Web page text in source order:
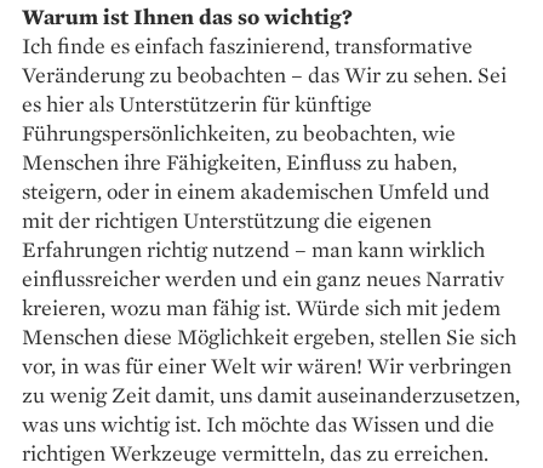
Warum ist Ihnen das so wichtig?
Ich finde es einfach faszinierend, transformative
Veränderung zu beobachten – das Wir zu sehen. Sei
es hier als Unterstützerin für künftige
Führungspersönlichkeiten, zu beobachten, wie
Menschen ihre Fähigkeiten, Einfluss zu haben,
steigern, oder in einem akademischen Umfeld und
mit der richtigen Unterstützung die eigenen
Erfahrungen richtig nutzend – man kann wirklich
einflussreicher ­werden und ein ganz neues Narrativ
kreieren, wozu man fähig ist. Würde sich mit jedem
Menschen diese Möglichkeit ergeben, stellen Sie sich
vor, in was für einer Welt wir wären! Wir verbringen
zu wenig Zeit damit, uns damit aus­einanderzusetzen,
was uns wichtig ist. Ich möchte das Wissen und die
richtigen Werkzeuge vermitteln, das zu erreichen.